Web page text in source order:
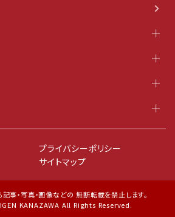
プライバシーポリシー
サイトマップ
事・写真・画像などの 無断転載を禁止します。
KANAZAWA All Rights Reserved.